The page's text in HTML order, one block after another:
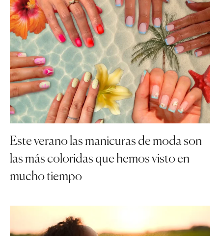
Este verano las manicuras de moda son
las más coloridas que hemos visto en
mucho tiempo